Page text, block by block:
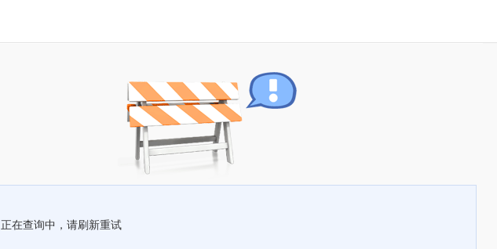
正在查询中，请刷新重试